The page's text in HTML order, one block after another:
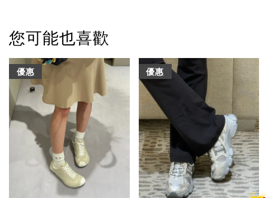
您可能也喜歡
優惠 優惠